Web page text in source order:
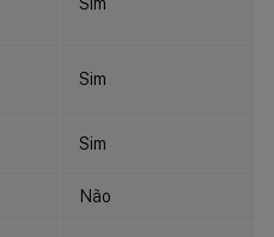
Sim
Sim
Não